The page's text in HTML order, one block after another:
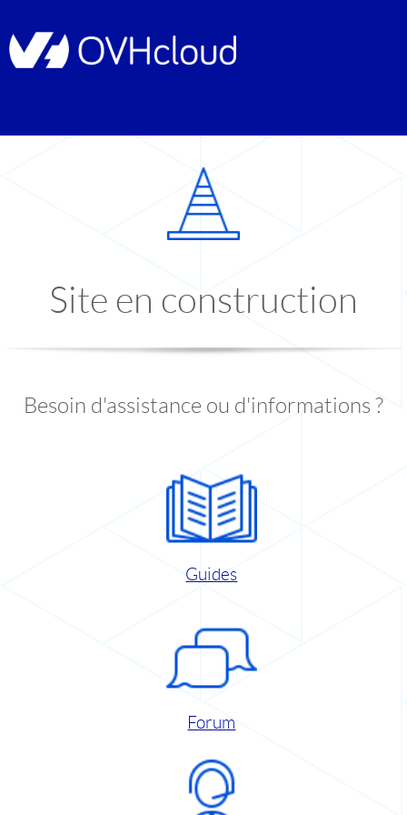
Site en construction
Besoin d'assistance ou d'informations ?
Guides
Forum